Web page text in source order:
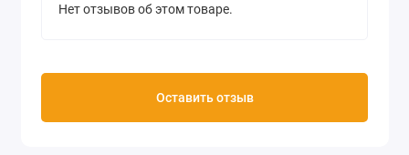
Нет отзывов об этом товаре.
Оставить отзыв